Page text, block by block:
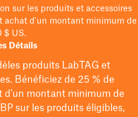
sur les produits et accessoires
achat d'un montant minimum de
$ US.
Détails
produits LabTAG et
Bénéficiez de 25 % de
d'un montant minimum de
sur les produits éligibles,